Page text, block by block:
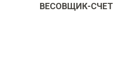
ВЕСОВЩИК-